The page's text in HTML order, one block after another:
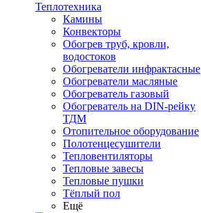
Теплотехника
Камины
Конвекторы
Обогрев труб, кровли,
водостоков
Обогреватели инфрактасные
Обогреватели масляные
Обогреватель газовый
Обогреватель на DIN-рейку
ТДМ
Отопительное оборудование
Полотенцесушители
Тепловентиляторы
Тепловые завесы
Тепловые пушки
Тёплый пол
Ещё